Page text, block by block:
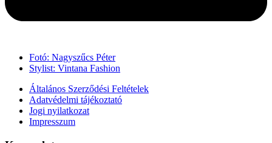
Fotó: Nagyszűcs Péter
Stylist: Vintana Fashion
Általános Szerződési Feltételek
Adatvédelmi tájékoztató
Jogi nyilatkozat
Impresszum